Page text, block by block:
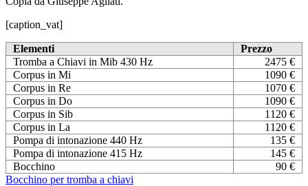
[caption_vat]
Elementi
Prezzo
Tromba a Chiavi in Mib 430 Hz
2475 €
Corpus in Mi
1090 €
Corpus in Re
1070 €
Corpus in Do
1090 €
Corpus in Sib
1120 €
Corpus in La
1120 €
Pompa di intonazione 440 Hz
135 €
Pompa di intonazione 415 Hz
145 €
Bocchino
90 €
Bocchino per tromba a chiavi